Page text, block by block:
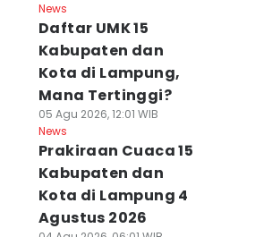
News
Daftar UMK 15
Kabupaten dan
Kota di Lampung,
Mana Tertinggi?
05 Agu 2026, 12:01 WIB
News
Prakiraan Cuaca 15
Kabupaten dan
Kota di Lampung 4
Agustus 2026